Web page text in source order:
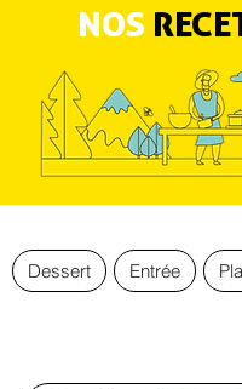
NOS
Dessert Entrée